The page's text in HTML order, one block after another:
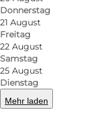
Donnerstag
21 August
Freitag
22 August
Samstag
25 August
Dienstag
Mehr laden
5800 Nyborg